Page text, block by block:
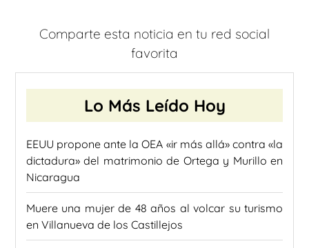
Comparte esta noticia en tu red social
favorita
Lo Más Leído Hoy
EEUU propone ante la OEA «ir más allá» contra «la
dictadura» del matrimonio de Ortega y Murillo en
Nicaragua
Muere una mujer de 48 años al volcar su turismo
en Villanueva de los Castillejos